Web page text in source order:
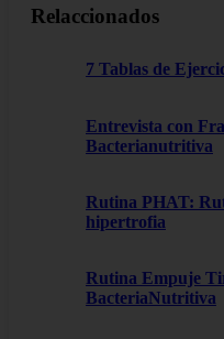
Relaccionados
7 Tablas de
Entrevista con
Bacterianutritiva
Rutina PHAT:
hipertrofia
Rutina Empuje
BacteriaNutritiva